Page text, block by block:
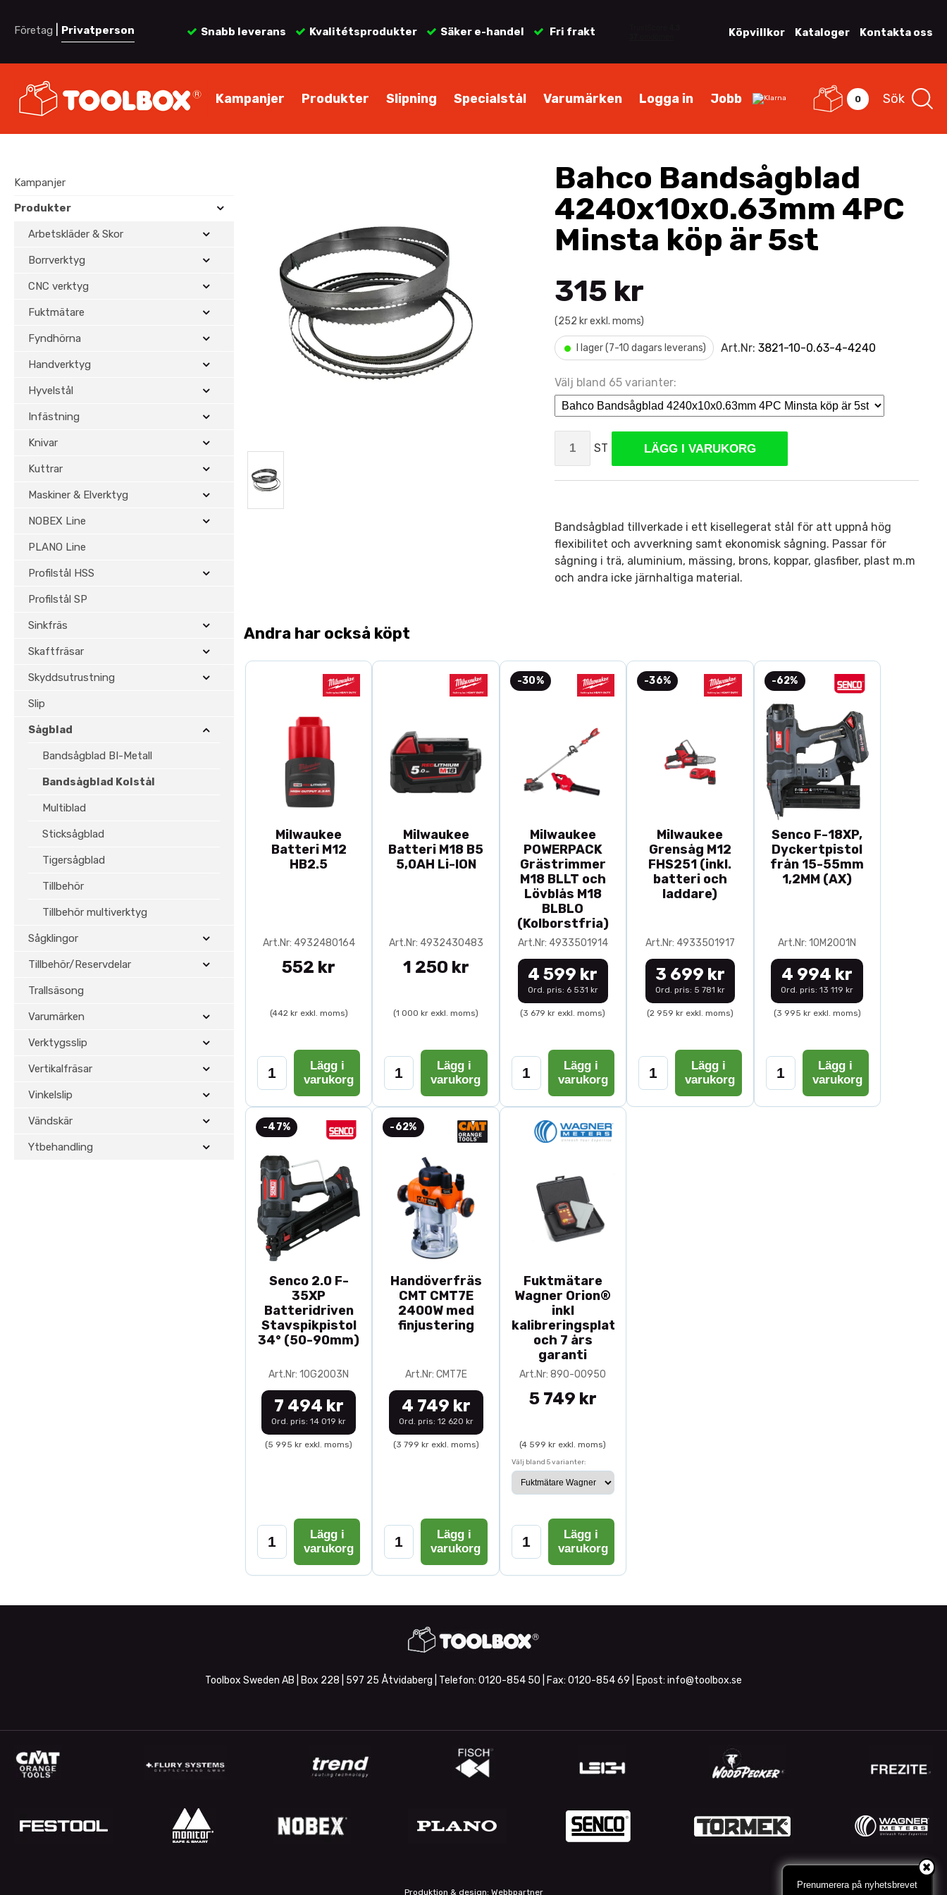
Företag Privatperson Snabb leverans Kvalitétsprodukter Säker e-handel Fri frakt Köpvillkor Kataloger Kontakta oss
Kampanjer Produkter Slipning Specialstål Varumärken Logga in Jobb 0 Sök
Kampanjer
Produkter
Arbetskläder & Skor
Borrverktyg
CNC verktyg
Fuktmätare
Fyndhörna
Handverktyg
Hyvelstål
Infästning
Knivar
Kuttrar
Maskiner & Elverktyg
NOBEX Line
PLANO Line
Profilstål HSS
Profilstål SP
Sinkfräs
Skaftfräsar
Skyddsutrustning
Slip
Sågblad
Bandsågblad BI-Metall
Bandsågblad Kolstål
Multiblad
Sticksågblad
Tigersågblad
Tillbehör
Tillbehör multiverktyg
Sågklingor
Tillbehör/Reservdelar
Trallsäsong
Varumärken
Verktygsslip
Vertikalfräsar
Vinkelslip
Vändskär
Ytbehandling
Bahco Bandsågblad
4240x10x0.63mm 4PC
Minsta köp är 5st
315 kr
(252 kr exkl. moms)
• I lager (7-10 dagars leverans) Art.Nr: 3821-10-0.63-4-4240
Välj bland 65 varianter:
ST LÄGG I VARUKORG
Bandsågblad tillverkade i ett kisellegerat stål för att uppnå hög
flexibilitet och avverkning samt ekonomisk sågning. Passar för
sågning i trä, aluminium, mässing, brons, koppar, glasfiber, plast m.m
och andra icke järnhaltiga material.
Andra har också köpt
Milwaukee
Batteri M12
HB2.5
Art.Nr: 4932480164
552 kr
(442 kr exkl. moms)
Lägg i
varukorg
Milwaukee
Batteri M18 B5
5,0AH Li-ION
Art.Nr: 4932430483
1 250 kr
(1 000 kr exkl. moms)
Lägg i
varukorg
-30%
Milwaukee
POWERPACK
Grästrimmer
M18 BLLT och
Lövblås M18
BLBLO
(Kolborstfria)
Art.Nr: 4933501914
4 599 kr
Ord. pris: 6 531 kr
(3 679 kr exkl. moms)
Lägg i
varukorg
-36%
Milwaukee
Grensåg M12
FHS251 (inkl.
batteri och
laddare)
Art.Nr: 4933501917
3 699 kr
Ord. pris: 5 781 kr
(2 959 kr exkl. moms)
Lägg i
varukorg
-62%
Senco F-18XP,
Dyckertpistol
från 15-55mm
1,2MM (AX)
Art.Nr: 10M2001N
4 994 kr
Ord. pris: 13 119 kr
(3 995 kr exkl. moms)
Lägg i
varukorg
-47%
Senco 2.0 F-
35XP
Batteridriven
Stavspikpistol
34° (50-90mm)
Art.Nr: 10G2003N
7 494 kr
Ord. pris: 14 019 kr
(5 995 kr exkl. moms)
Lägg i
varukorg
-62%
Handöverfräs
CMT CMT7E
2400W med
finjustering
Art.Nr: CMT7E
4 749 kr
Ord. pris: 12 620 kr
(3 799 kr exkl. moms)
Lägg i
varukorg
Fuktmätare
Wagner Orion®
inkl
kalibreringsplatta
och 7 års
garanti
Art.Nr: 890-00950
5 749 kr
(4 599 kr exkl. moms)
Välj bland 5 varianter:
Lägg i
varukorg
Toolbox Sweden AB | Box 228 | 597 25 Åtvidaberg | Telefon: 0120-854 50 | Fax: 0120-854 69 | Epost: info@toolbox.se
Produktion & design: Webbpartner
Prenumerera på nyhetsbrevet